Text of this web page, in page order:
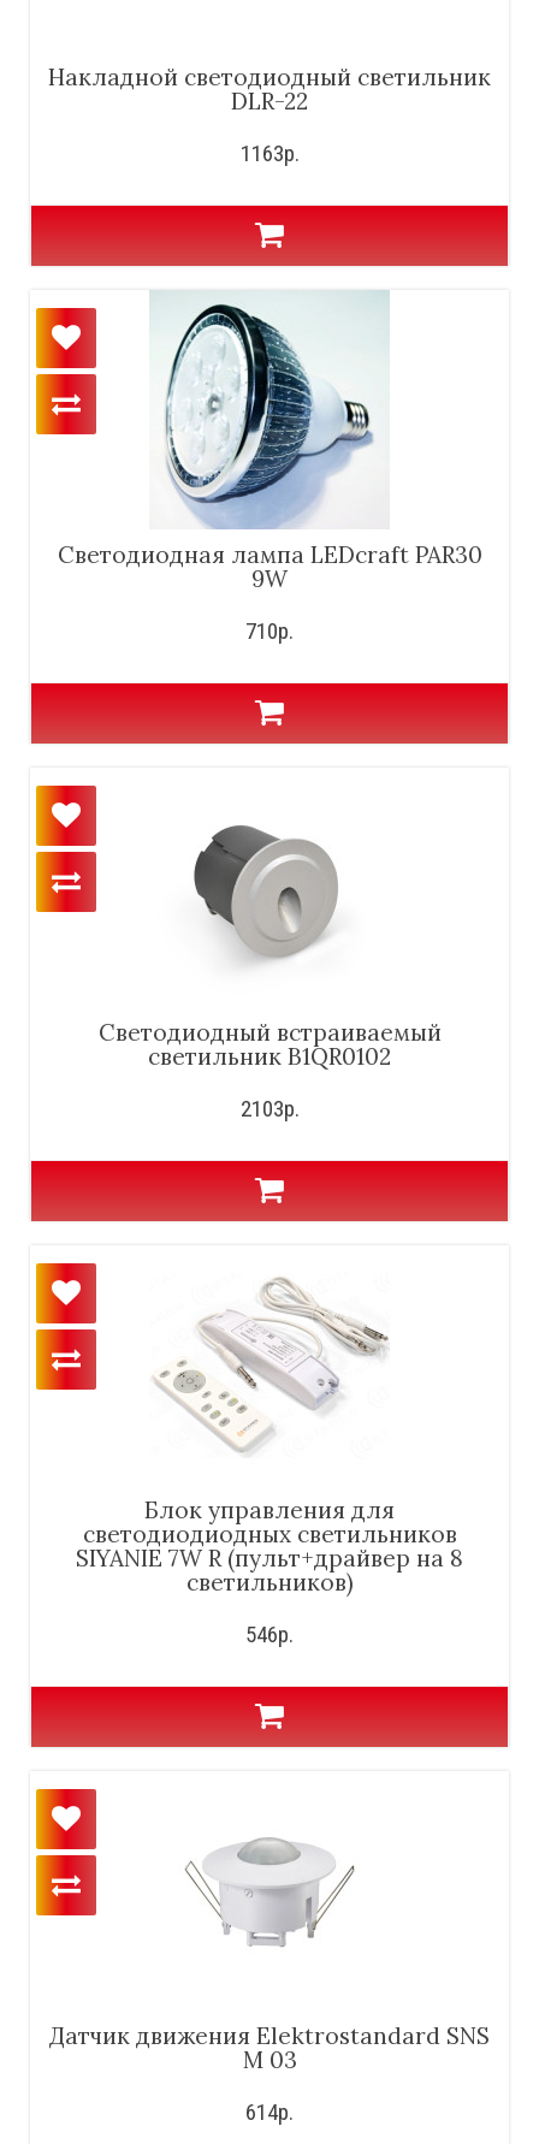
Накладной светодиодный светильник
DLR-22
1163р.
Светодиодная лампа LEDcraft PAR30
9W
710р.
Светодиодный встраиваемый
светильник B1QR0102
2103р.
Блок управления для
светодиодиодных светильников
SIYANIE 7W R (пульт+драйвер на 8
светильников)
546р.
Датчик движения Elektrostandard SNS
M 03
614р.